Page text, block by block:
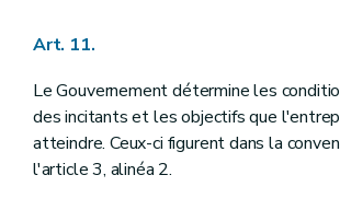
Art. 11.
Le Gouvernement détermine les
des incitants et les objectifs que
atteindre. Ceux-ci figurent dans la
l'article 3, alinéa 2.